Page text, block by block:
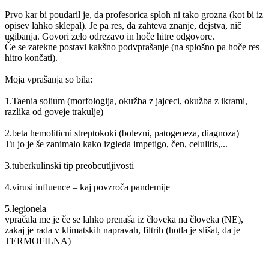
Prvo kar bi poudaril je, da profesorica sploh ni tako grozna (kot bi iz
opisev lahko sklepal). Je pa res, da zahteva znanje, dejstva, nič
ugibanja. Govori zelo odrezavo in hoče hitre odgovore.
Če se zatekne postavi kakšno podvprašanje (na splošno pa hoče res
hitro končati).
Moja vprašanja so bila:
1.Taenia solium (morfologija, okužba z jajceci, okužba z ikrami,
razlika od goveje trakulje)
2.beta hemoliticni streptokoki (bolezni, patogeneza, diagnoza)
Tu jo je še zanimalo kako izgleda impetigo, čen, celulitis,...
3.tuberkulinski tip preobcutljivosti
4.virusi influence – kaj povzroča pandemije
5.legionela
vpračala me je če se lahko prenaša iz človeka na človeka (NE),
zakaj je rada v klimatskih napravah, filtrih (hotla je slišat, da je
TERMOFILNA)